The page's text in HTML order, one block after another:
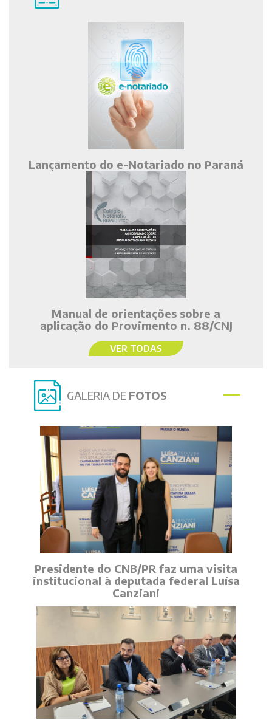
Lançamento do e-Notariado no Paraná
Manual de orientações sobre a
aplicação do Provimento n. 88/CNJ
VER TODAS
GALERIA DE FOTOS
Presidente do CNB/PR faz uma visita
institucional à deputada federal Luísa
Canziani